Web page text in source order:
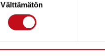
Välttämätön